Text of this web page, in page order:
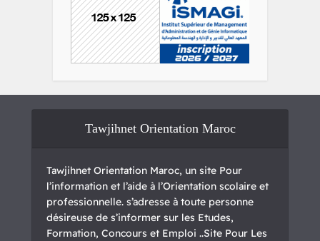
Tawjihnet Orientation Maroc
Tawjihnet Orientation Maroc, un site Pour
l’information et l’aide à l’Orientation scolaire et
professionnelle. s’adresse à toute personne
désireuse de s’informer sur les Etudes,
Formation, Concours et Emploi ..Site Pour Les